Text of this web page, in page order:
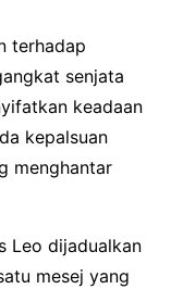
terhadap
senjata
keadaan
kepalsuan
menghantar
Leo dijadualkan
mesej yang